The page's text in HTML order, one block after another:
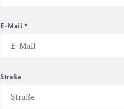
E-Mail *
Straße